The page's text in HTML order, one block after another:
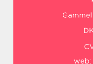
web: